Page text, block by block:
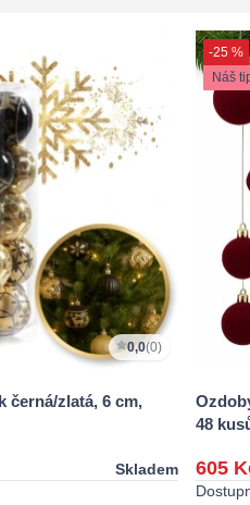
0,0(0)
černá/zlatá, 6 cm,
Skladem
-25 %
Náš
48
605